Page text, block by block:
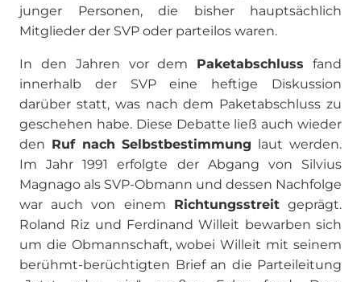
junger Personen, die bisher hauptsächlich
Mitglieder der SVP oder parteilos waren.
In den Jahren vor dem Paketabschluss fand
innerhalb der SVP eine heftige Diskussion
darüber statt, was nach dem Paketabschluss zu
geschehen habe. Diese Debatte ließ auch wieder
den Ruf nach Selbstbestimmung laut werden.
Im Jahr 1991 erfolgte der Abgang von Silvius
Magnago als SVP-Obmann und dessen Nachfolge
war auch von einem Richtungsstreitgeprägt.
Roland Riz und Ferdinand Willeit bewarben sich
um die Obmannschaft, wobei Willeit mit seinem
berühmt-berüchtigten Brief an die Parteileitung